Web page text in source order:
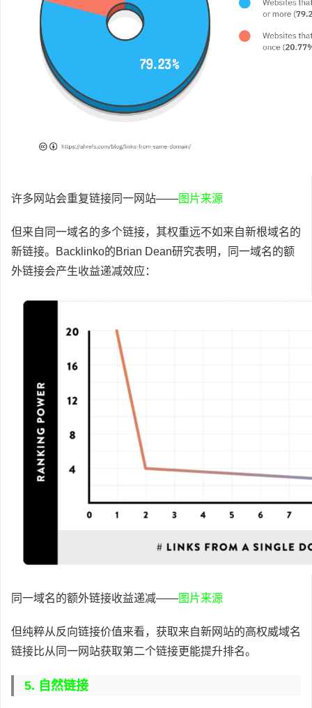
许多网站会重复链接同一网站——图片来源
但来自同一域名的多个链接，其权重远不如来自新根域名的
新链接。Backlinko的Brian Dean研究表明，同一域名的额
外链接会产生收益递减效应：
同一域名的额外链接收益递减——图片来源
但纯粹从反向链接价值来看，获取来自新网站的高权威域名
链接比从同一网站获取第二个链接更能提升排名。
5. 自然链接